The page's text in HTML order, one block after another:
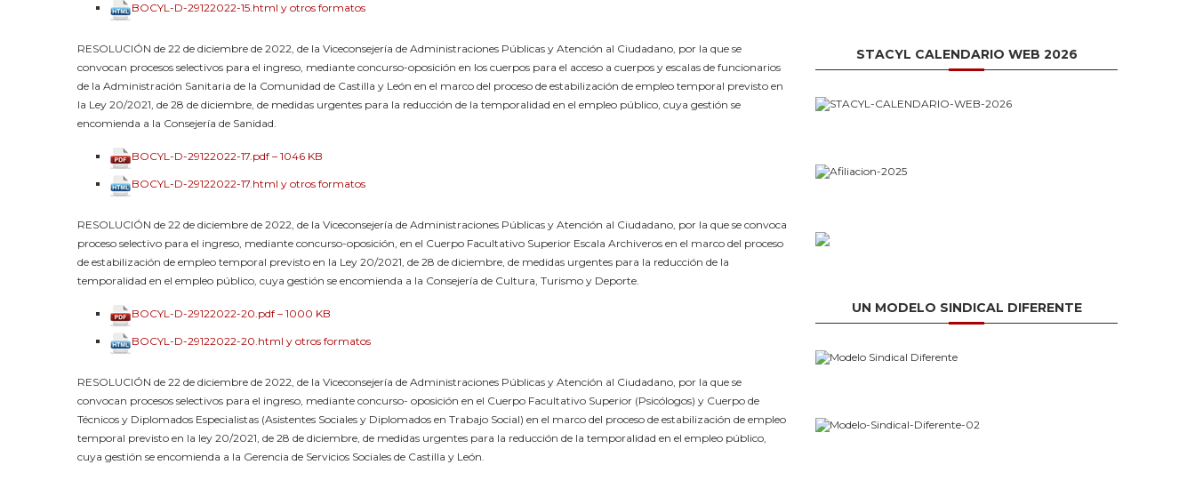
BOCYL-D-29122022-15.html y otros formatos
RESOLUCIÓN de 22 de diciembre de 2022, de la Viceconsejería de Administraciones Públicas y Atención al Ciudadano, por la que se
convocan procesos selectivos para el ingreso, mediante concurso-oposición en los cuerpos para el acceso a cuerpos y escalas de funcionarios
de la Administración Sanitaria de la Comunidad de Castilla y León en el marco del proceso de estabilización de empleo temporal previsto en
la Ley 20/2021, de 28 de diciembre, de medidas urgentes para la reducción de la temporalidad en el empleo público, cuya gestión se
encomienda a la Consejería de Sanidad.
BOCYL-D-29122022-17.pdf – 1046 KB
BOCYL-D-29122022-17.html y otros formatos
RESOLUCIÓN de 22 de diciembre de 2022, de la Viceconsejería de Administraciones Públicas y Atención al Ciudadano, por la que se convoca
proceso selectivo para el ingreso, mediante concurso-oposición, en el Cuerpo Facultativo Superior Escala Archiveros en el marco del proceso
de estabilización de empleo temporal previsto en la Ley 20/2021, de 28 de diciembre, de medidas urgentes para la reducción de la
temporalidad en el empleo público, cuya gestión se encomienda a la Consejería de Cultura, Turismo y Deporte.
BOCYL-D-29122022-20.pdf – 1000 KB
BOCYL-D-29122022-20.html y otros formatos
RESOLUCIÓN de 22 de diciembre de 2022, de la Viceconsejería de Administraciones Públicas y Atención al Ciudadano, por la que se
convocan procesos selectivos para el ingreso, mediante concurso- oposición en el Cuerpo Facultativo Superior (Psicólogos) y Cuerpo de
Técnicos y Diplomados Especialistas (Asistentes Sociales y Diplomados en Trabajo Social) en el marco del proceso de estabilización de empleo
temporal previsto en la ley 20/2021, de 28 de diciembre, de medidas urgentes para la reducción de la temporalidad en el empleo público,
cuya gestión se encomienda a la Gerencia de Servicios Sociales de Castilla y León.
STACYL CALENDARIO WEB 2026
UN MODELO SINDICAL DIFERENTE